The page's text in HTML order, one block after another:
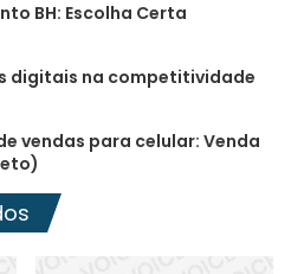
BH: Escolha Certa
digitais na competitividade
vendas para celular: Venda